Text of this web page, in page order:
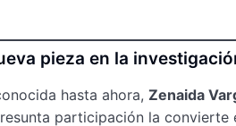
pieza en la
hasta ahora, Zenaida
participación la convierte